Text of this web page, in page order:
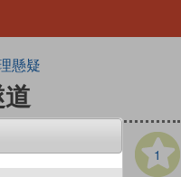
懸疑
1